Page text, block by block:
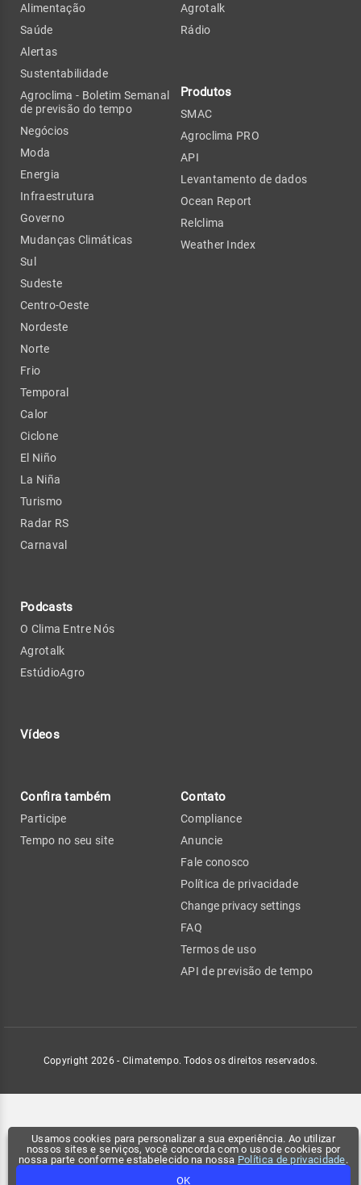
Usamos cookies para personalizar a sua experiência. Ao utilizar
nossos sites e serviços, você concorda com o uso de cookies por
nossa parte conforme estabelecido na nossa Política de privacidade.
OK
Alimentação
Saúde
Alertas
Sustentabilidade
Agroclima - Boletim Semanal
de previsão do tempo
Negócios
Moda
Energia
Infraestrutura
Governo
Mudanças Climáticas
Sul
Sudeste
Centro-Oeste
Nordeste
Norte
Frio
Temporal
Calor
Ciclone
El Niño
La Niña
Turismo
Radar RS
Carnaval
Podcasts
O Clima Entre Nós
Agrotalk
EstúdioAgro
Vídeos
Agrotalk
Rádio
Produtos
SMAC
Agroclima PRO
API
Levantamento de dados
Ocean Report
Relclima
Weather Index
Confira também
Participe
Tempo no seu site
Contato
Compliance
Anuncie
Fale conosco
Política de privacidade
Change privacy settings
FAQ
Termos de uso
API de previsão de tempo
Copyright 2026 - Climatempo. Todos os direitos reservados.